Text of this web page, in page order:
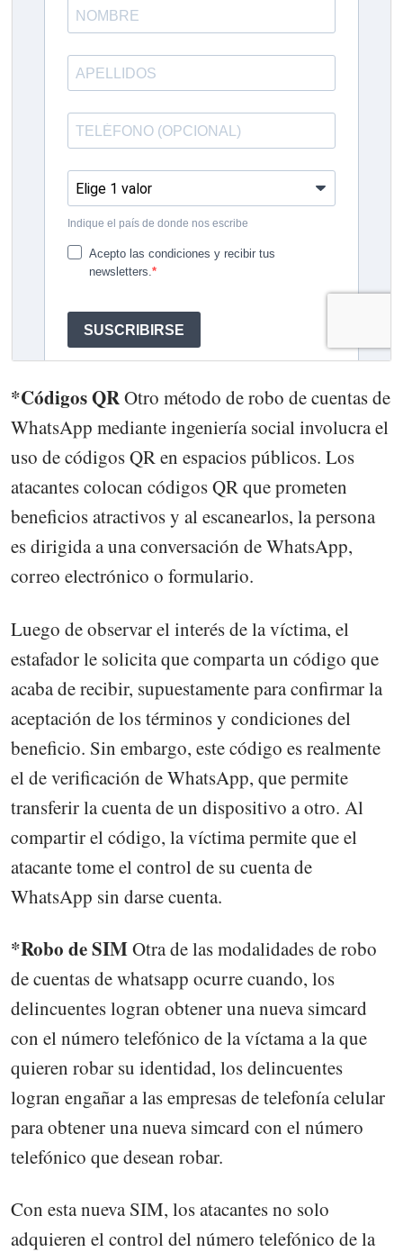
*Códigos QROtro método de robo de cuentas de
WhatsApp mediante ingeniería social involucra el
uso de códigos QR en espacios públicos. Los
atacantes colocan códigos QR que prometen
beneficios atractivos y al escanearlos, la persona
es dirigida a una conversación de WhatsApp,
correo electrónico o formulario.
Luego de observar el interés de la víctima, el
estafador le solicita que comparta un código que
acaba de recibir, supuestamente para confirmar la
aceptación de los términos y condiciones del
beneficio. Sin embargo, este código es realmente
el de verificación de WhatsApp, que permite
transferir la cuenta de un dispositivo a otro. Al
compartir el código, la víctima permite que el
atacante tome el control de su cuenta de
WhatsApp sin darse cuenta.
*Robo de SIMOtra de las modalidades de robo
de cuentas de whatsapp ocurre cuando, los
delincuentes logran obtener una nueva simcard
con el número telefónico de la víctama a la que
quieren robar su identidad, los delincuentes
logran engañar a las empresas de telefonía celular
para obtener una nueva simcard con el número
telefónico que desean robar.
Con esta nueva SIM, los atacantes no solo
adquieren el control del número telefónico de la